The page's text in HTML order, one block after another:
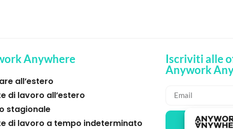
Anywhere
all’estero
di lavoro all’estero
stagionale
di lavoro a tempo indeterminato
Iscriviti alle
Anywork
🌞 RICEVI